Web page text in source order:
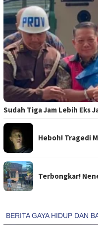
Sudah Tiga Jam Lebih Eks
Heboh! Tragedi
Terbongkar!